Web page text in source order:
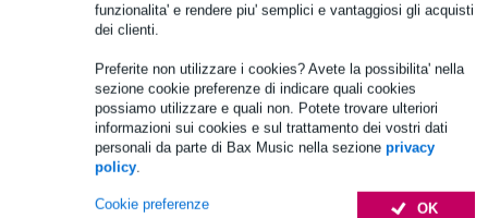
funzionalita' e rendere piu' semplici e vantaggiosi gli acquisti
dei clienti.
Preferite non utilizzare i cookies? Avete la possibilita' nella
sezione cookie preferenze di indicare quali cookies
possiamo utilizzare e quali non. Potete trovare ulteriori
informazioni sui cookies e sul trattamento dei vostri dati
personali da parte di Bax Music nella sezione privacy
policy.
OK
Cookie preferenze
Specifiche complete
Accessori (7)